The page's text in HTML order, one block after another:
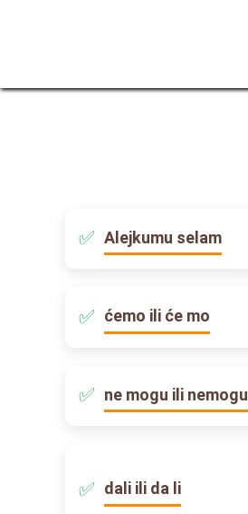
Alejkumu selam
ćemo ili će mo
ne mogu ili nemogu
dali ili da li